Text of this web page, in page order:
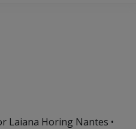
Laiana Horing Nantes •